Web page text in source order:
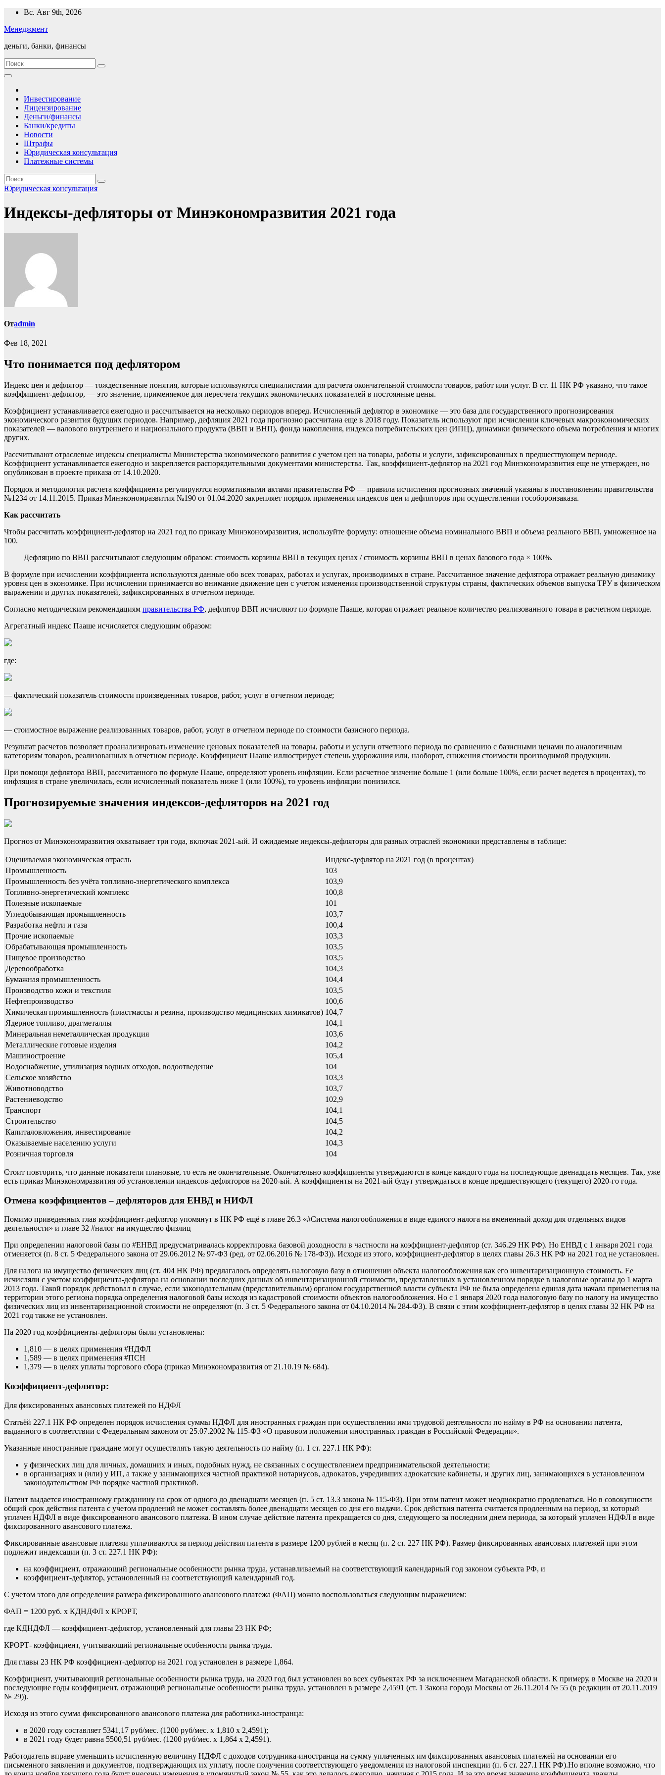
Перейти
содержимому
Вс. Авг 9th, 2026
Менеджмент
деньги, банки, финансы
Инвестирование
Лицензирование
Деньги/финансы
Банки/кредиты
Новости
Штрафы
Юридическая консультация
Платежные системы
Юридическая консультация
Индексы-дефляторы от Минэкономразвития 2021 года
Отadmin
Фев 18, 2021
Что понимается под дефлятором
Индекс цен и дефлятор — тождественные понятия, которые используются специалистами для расчета окончательной стоимости товаров, работ или услуг. В ст. 11 НК РФ указано, что такое
коэффициент-дефлятор, — это значение, применяемое для пересчета текущих экономических показателей в постоянные цены.
Коэффициент устанавливается ежегодно и рассчитывается на несколько периодов вперед. Исчисленный дефлятор в экономике — это база для государственного прогнозирования
экономического развития будущих периодов. Например, дефляция 2021 года прогнозно рассчитана еще в 2018 году. Показатель используют при исчислении ключевых макроэкономических
показателей — валового внутреннего и национального продукта (ВВП и ВНП), фонда накопления, индекса потребительских цен (ИПЦ), динамики физического объема потребления и многих
других.
Рассчитывают отраслевые индексы специалисты Министерства экономического развития с учетом цен на товары, работы и услуги, зафиксированных в предшествующем периоде.
Коэффициент устанавливается ежегодно и закрепляется распорядительными документами министерства. Так, коэффициент-дефлятор на 2021 год Минэкономразвития еще не утвержден, но
опубликован в проекте приказа от 14.10.2020.
Порядок и методология расчета коэффициента регулируются нормативными актами правительства РФ — правила исчисления прогнозных значений указаны в постановлении правительства
№1234 от 14.11.2015. Приказ Минэкономразвития №190 от 01.04.2020 закрепляет порядок применения индексов цен и дефляторов при осуществлении гособоронзаказа.
Как рассчитать
Чтобы рассчитать коэффициент-дефлятор на 2021 год по приказу Минэкономразвития, используйте формулу: отношение объема номинального ВВП и объема реального ВВП, умноженное на
100.
Дефляцию по ВВП рассчитывают следующим образом: стоимость корзины ВВП в текущих ценах / стоимость корзины ВВП в ценах базового года × 100%.
В формуле при исчислении коэффициента используются данные обо всех товарах, работах и услугах, производимых в стране. Рассчитанное значение дефлятора отражает реальную динамику
уровня цен в экономике. При исчислении принимается во внимание движение цен с учетом изменения производственной структуры страны, фактических объемов выпуска ТРУ в физическом
выражении и других показателей, зафиксированных в отчетном периоде.
Согласно методическим рекомендациям правительства РФ, дефлятор ВВП исчисляют по формуле Пааше, которая отражает реальное количество реализованного товара в расчетном периоде.
Агрегатный индекс Пааше исчисляется следующим образом:
где:
— фактический показатель стоимости произведенных товаров, работ, услуг в отчетном периоде;
— стоимостное выражение реализованных товаров, работ, услуг в отчетном периоде по стоимости базисного периода.
Результат расчетов позволяет проанализировать изменение ценовых показателей на товары, работы и услуги отчетного периода по сравнению с базисными ценами по аналогичным
категориям товаров, реализованных в отчетном периоде. Коэффициент Пааше иллюстрирует степень удорожания или, наоборот, снижения стоимости производимой продукции.
При помощи дефлятора ВВП, рассчитанного по формуле Пааше, определяют уровень инфляции. Если расчетное значение больше 1 (или больше 100%, если расчет ведется в процентах), то
инфляция в стране увеличилась, если исчисленный показатель ниже 1 (или 100%), то уровень инфляции понизился.
Прогнозируемые значения индексов-дефляторов на 2021 год
Прогноз от Минэкономразвития охватывает три года, включая 2021-ый. И ожидаемые индексы-дефляторы для разных отраслей экономики представлены в таблице:
Оцениваемая экономическая отрасль
Индекс-дефлятор на 2021 год (в процентах)
Промышленность
103
Промышленность без учёта топливно-энергетического комплекса
103,9
Топливно-энергетический комплекс
100,8
Полезные ископаемые
101
Угледобывающая промышленность
103,7
Разработка нефти и газа
100,4
Прочие ископаемые
103,3
Обрабатывающая промышленность
103,5
Пищевое производство
103,5
Деревообработка
104,3
Бумажная промышленность
104,4
Производство кожи и текстиля
103,5
Нефтепроизводство
100,6
Химическая промышленность (пластмассы и резина, производство медицинских химикатов) 104,7
Ядерное топливо, драгметаллы
104,1
Минеральная неметаллическая продукция
103,6
Металлические готовые изделия
104,2
Машиностроение
105,4
Водоснабжение, утилизация водных отходов, водоотведение
104
Сельское хозяйство
103,3
Животноводство
103,7
Растениеводство
102,9
Транспорт
104,1
Строительство
104,5
Капиталовложения, инвестирование
104,2
Оказываемые населению услуги
104,3
Розничная торговля
104
Стоит повторить, что данные показатели плановые, то есть не окончательные. Окончательно коэффициенты утверждаются в конце каждого года на последующие двенадцать месяцев. Так, уже
есть приказ Минэкономразвития об установлении индексов-дефляторов на 2020-ый. А коэффициенты на 2021-ый будут утверждаться в конце предшествующего (текущего) 2020-го года.
Отмена коэффициентов – дефляторов для ЕНВД и НИФЛ
Помимо приведенных глав коэффициент-дефлятор упомянут в НК РФ ещё в главе 26.3 «#Система налогообложения в виде единого налога на вмененный доход для отдельных видов
деятельности» и главе 32 #налог на имущество физлиц
При определении налоговой базы по #ЕНВД предусматривалась корректировка базовой доходности в частности на коэффициент-дефлятор (ст. 346.29 НК РФ). Но ЕНВД с 1 января 2021 года
отменяется (п. 8 ст. 5 Федерального закона от 29.06.2012 № 97-ФЗ (ред. от 02.06.2016 № 178-ФЗ)). Исходя из этого, коэффициент-дефлятор в целях главы 26.3 НК РФ на 2021 год не установлен.
Для налога на имущество физических лиц (ст. 404 НК РФ) предлагалось определять налоговую базу в отношении объекта налогообложения как его инвентаризационную стоимость. Ее
исчисляли с учетом коэффициента-дефлятора на основании последних данных об инвентаризационной стоимости, представленных в установленном порядке в налоговые органы до 1 марта
2013 года. Такой порядок действовал в случае, если законодательным (представительным) органом государственной власти субъекта РФ не была определена единая дата начала применения на
территории этого региона порядка определения налоговой базы исходя из кадастровой стоимости объектов налогообложения. Но с 1 января 2020 года налоговую базу по налогу на имущество
физических лиц из инвентаризационной стоимости не определяют (п. 3 ст. 5 Федерального закона от 04.10.2014 № 284-ФЗ). В связи с этим коэффициент-дефлятор в целях главы 32 НК РФ на
2021 год также не установлен.
На 2020 год коэффициенты-дефляторы были установлены:
1,810 — в целях применения #НДФЛ
1,589 — в целях применения #ПСН
1,379 — в целях уплаты торгового сбора (приказ Минэкономразвития от 21.10.19 № 684).
Коэффициент-дефлятор:
Для фиксированных авансовых платежей по НДФЛ
Статьёй 227.1 НК РФ определен порядок исчисления суммы НДФЛ для иностранных граждан при осуществлении ими трудовой деятельности по найму в РФ на основании патента,
выданного в соответствии с Федеральным законом от 25.07.2002 № 115-ФЗ «О правовом положении иностранных граждан в Российской Федерации».
Указанные иностранные граждане могут осуществлять такую деятельность по найму (п. 1 ст. 227.1 НК РФ):
у физических лиц для личных, домашних и иных, подобных нужд, не связанных с осуществлением предпринимательской деятельности;
в организациях и (или) у ИП, а также у занимающихся частной практикой нотариусов, адвокатов, учредивших адвокатские кабинеты, и других лиц, занимающихся в установленном
законодательством РФ порядке частной практикой.
Патент выдается иностранному гражданину на срок от одного до двенадцати месяцев (п. 5 ст. 13.3 закона № 115-ФЗ). При этом патент может неоднократно продлеваться. Но в совокупности
общий срок действия патента с учетом продлений не может составлять более двенадцати месяцев со дня его выдачи. Срок действия патента считается продленным на период, за который
уплачен НДФЛ в виде фиксированного авансового платежа. В ином случае действие патента прекращается со дня, следующего за последним днем периода, за который уплачен НДФЛ в виде
фиксированного авансового платежа.
Фиксированные авансовые платежи уплачиваются за период действия патента в размере 1200 рублей в месяц (п. 2 ст. 227 НК РФ). Размер фиксированных авансовых платежей при этом
подлежит индексации (п. 3 ст. 227.1 НК РФ):
на коэффициент, отражающий региональные особенности рынка труда, устанавливаемый на соответствующий календарный год законом субъекта РФ, и
коэффициент-дефлятор, установленный на соответствующий календарный год.
С учетом этого для определения размера фиксированного авансового платежа (ФАП) можно воспользоваться следующим выражением:
ФАП = 1200 руб. х КДНДФЛ х КРОРТ,
где КДНДФЛ — коэффициент-дефлятор, установленный для главы 23 НК РФ;
КРОРТ- коэффициент, учитывающий региональные особенности рынка труда.
Для главы 23 НК РФ коэффициент-дефлятор на 2021 год установлен в размере 1,864.
Коэффициент, учитывающий региональные особенности рынка труда, на 2020 год был установлен во всех субъектах РФ за исключением Магаданской области. К примеру, в Москве на 2020 и
последующие годы коэффициент, отражающий региональные особенности рынка труда, установлен в размере 2,4591 (ст. 1 Закона города Москвы от 26.11.2014 № 55 (в редакции от 20.11.2019
№ 29)).
Исходя из этого сумма фиксированного авансового платежа для работника-иностранца:
в 2020 году составляет 5341,17 руб/мес. (1200 руб/мес. х 1,810 х 2,4591);
в 2021 году будет равна 5500,51 руб/мес. (1200 руб/мес. х 1,864 х 2,4591).
Работодатель вправе уменьшить исчисленную величину НДФЛ с доходов сотрудника-иностранца на сумму уплаченных им фиксированных авансовых платежей на основании его
письменного заявления и документов, подтверждающих их уплату, после получения соответствующего уведомления из налоговой инспекции (п. 6 ст. 227.1 НК РФ).Но вполне возможно, что